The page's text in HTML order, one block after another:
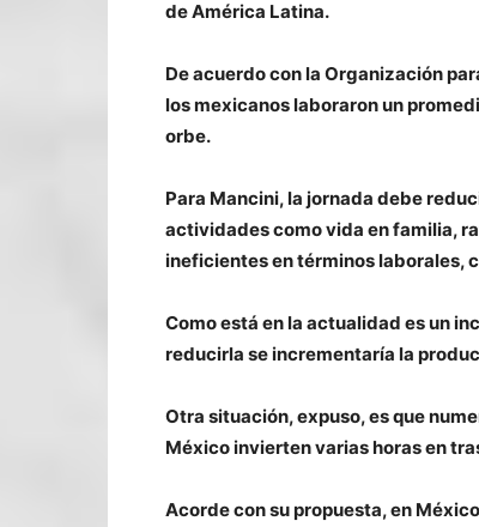
de América Latina.
De acuerdo con la Organización
los mexicanos laboraron un
orbe.
Para Mancini, la jornada debe
actividades como vida en familia,
ineficientes en términos laborales,
Como está en la actualidad es un
reducirla se incrementaría la
Otra situación, expuso, es que
México invierten varias horas en
Acorde con su propuesta, en